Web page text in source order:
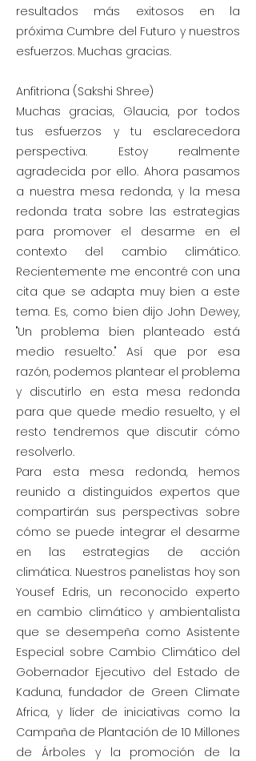
resultados más exitosos en la
próxima Cumbre del Futuro y nuestros
esfuerzos. Muchas gracias.
Anfitriona (Sakshi Shree)
Muchas gracias, Glaucia, por todos
tus esfuerzos y tu esclarecedora
perspectiva. Estoy realmente
agradecida por ello. Ahora pasamos
a nuestra mesa redonda, y la mesa
redonda trata sobre las estrategias
para promover el desarme en el
contexto del cambio climático.
Recientemente me encontré con una
cita que se adapta muy bien a este
tema. Es, como bien dijo John Dewey,
"Un problema bien planteado está
medio resuelto." Así que por esa
razón, podemos plantear el problema
y discutirlo en esta mesa redonda
para que quede medio resuelto, y el
resto tendremos que discutir cómo
resolverlo.
Para esta mesa redonda, hemos
reunido a distinguidos expertos que
compartirán sus perspectivas sobre
cómo se puede integrar el desarme
en las estrategias de acción
climática. Nuestros panelistas hoy son
Yousef Edris, un reconocido experto
en cambio climático y ambientalista
que se desempeña como Asistente
Especial sobre Cambio Climático del
Gobernador Ejecutivo del Estado de
Kaduna, fundador de Green Climate
Africa, y líder de iniciativas como la
Campaña de Plantación de 10 Millones
de Árboles y la promoción de la